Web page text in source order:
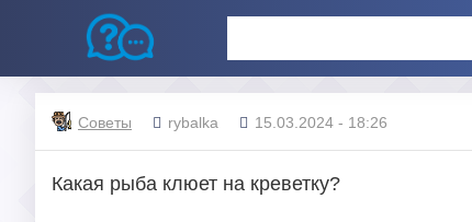
Советы rybalka 15.03.2024 - 18:26
Какая рыба клюет на креветку?